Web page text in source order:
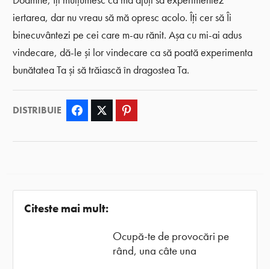
iertarea, dar nu vreau să mă opresc acolo. Îți cer să Îi
binecuvântezi pe cei care m-au rănit. Așa cu mi-ai adus
vindecare, dă-le și lor vindecare ca să poată experimenta
bunătatea Ta și să trăiască în dragostea Ta.
DISTRIBUIE Facebook Twitter
Citeste mai mult:
Ocupă-te de provocări pe
rând, una câte una